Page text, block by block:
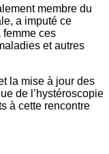
membre du
a imputé ce
femme ces
et autres
la mise à jour des
de l’hystéroscopie
à cette rencontre